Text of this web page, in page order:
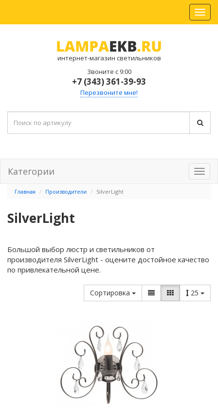
интернет-магазин светильников
Звоните с 9:00
+7 (343) 361-39-93
Перезвоните мне!
Категории
Главная Производители SilverLight
SilverLight
Большой выбор люстр и светильников от
производителя SilverLight - оцените достойное качество
по привлекательной цене.
Сортировка 25